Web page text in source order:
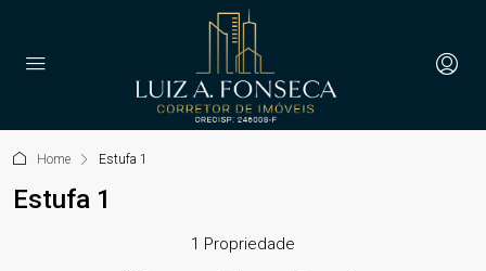
Home Estufa 1
Estufa 1
1 Propriedade